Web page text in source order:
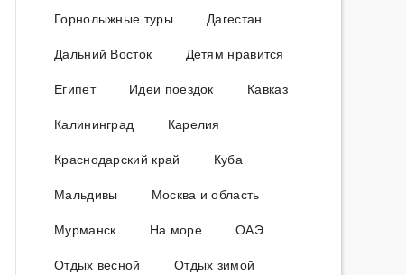
Горнолыжные туры
Дагестан
Дальний Восток
Детям нравится
Египет
Идеи поездок
Кавказ
Калининград
Карелия
Краснодарский край
Куба
Мальдивы
Москва и область
Мурманск
На море
ОАЭ
Отдых весной
Отдых зимой